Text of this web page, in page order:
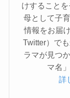
けすること
母として子
情報をお届
Twitter）で
ラマが見つ
マ名
詳